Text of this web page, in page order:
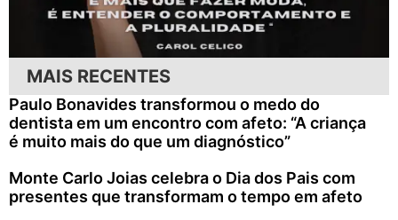
MAIS RECENTES
Paulo Bonavides transformou o medo do
dentista em um encontro com afeto: “A criança
é muito mais do que um diagnóstico”
Monte Carlo Joias celebra o Dia dos Pais com
presentes que transformam o tempo em afeto